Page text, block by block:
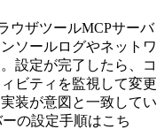
ウザツールMCPサーバ
ソールログやネットワ
設定が完了したら、コ
ビティを監視して変更
装が意図と一致してい
の設定手順はこち